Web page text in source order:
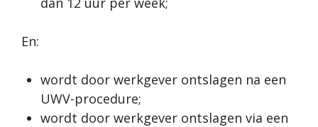
En:
wordt door werkgever ontslagen na een
UWV-procedure;
wordt door werkgever ontslagen via een